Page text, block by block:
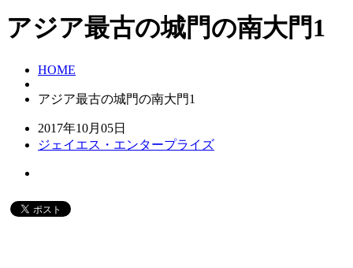
アジア最古の城門の南大門1
HOME
アジア最古の城門の南大門1
2017年10月05日
ジェイエス・エンタープライズ